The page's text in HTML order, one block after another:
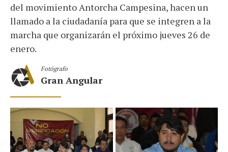
del movimiento Antorcha Campesina, hacen un
llamado a la ciudadanía para que se integren a la
marcha que organizarán el próximo jueves 26 de
enero.
Fotógrafo
Gran Angular